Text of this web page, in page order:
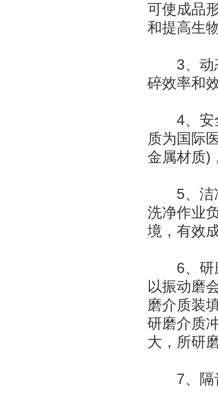
可使成品
和提高生
3、动态
碎效率和
4、安全
质为国际
金属材质)
5、洁净
洗净作业
境，有效
6、研磨
以振动磨
磨介质装
研磨介质
大，所研
7、隔音